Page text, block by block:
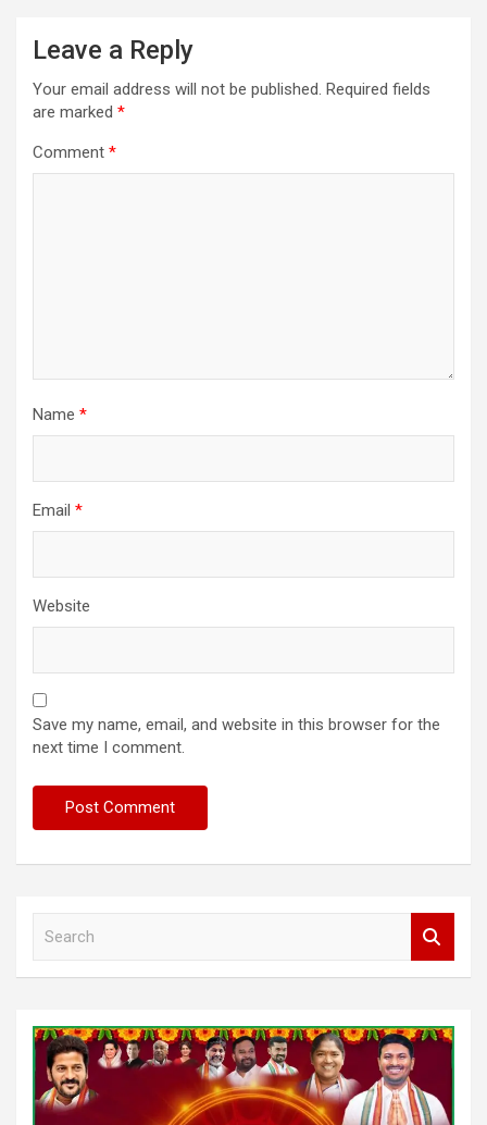
Leave a Reply
Your email address will not be published. Required fields
are marked *
Comment *
Name *
Email *
Website
Save my name, email, and website in this browser for the
next time I comment.
h